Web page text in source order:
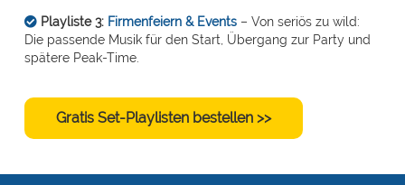
Playliste 3: Firmenfeiern & Events – Von seriös zu wild:
Die passende Musik für den Start, Übergang zur Party und
spätere Peak-Time.
Gratis Set-Playlisten bestellen >>